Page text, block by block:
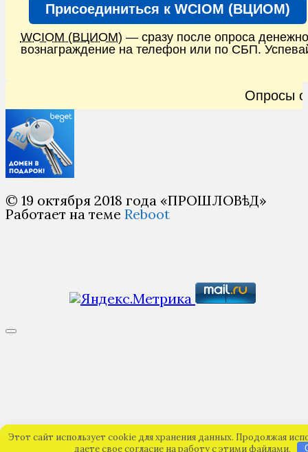
Присоединиться к WCIOM (ВЦИОМ)
WCIOM (ВЦИОМ) — сразу после опроса
вознаграждение на телефон или по СБП.
Опросы онлайн: твоё мнение
© 19 октября 2018 года «ПРОШЛОВѣД»
Работает на теме Reboot
Этот сайт использует cookie для хранения данных. Продолжая
даете свое согласие на работу с этими файлами.